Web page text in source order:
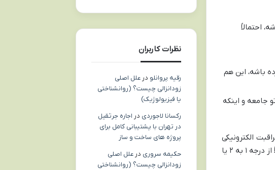
احتمالاً
باشه، این هم
جامعه و اینکه
الکترونیکی
و قاضی اجرای احکام تایید کنن، می تونید درخواست بدید که محدوده ترددتون رو گسترده تر کنن (مثلاً از درجه ۱ به ۲ یا
نظرات کاربران
رقیه پروانلو در علل اصلی
زودانزالی چیست؟ (روانشناختی
یا فیزیولوژیک)
رکسانا لاجوردی در اجاره جرثقیل
در تهران با پشتیبانی کامل برای
پروژه های ساخت و ساز
حکیمه سروری در علل اصلی
زودانزالی چیست؟ (روانشناختی